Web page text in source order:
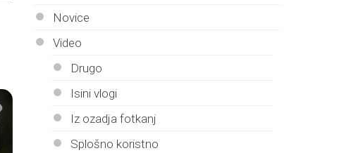
Novice
Video
Drugo
Isini vlogi
Iz ozadja fotkanj
Splošno koristno